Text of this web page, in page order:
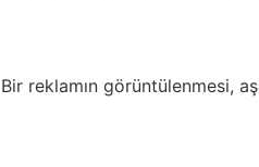
Bir reklamın görüntülenmesi,